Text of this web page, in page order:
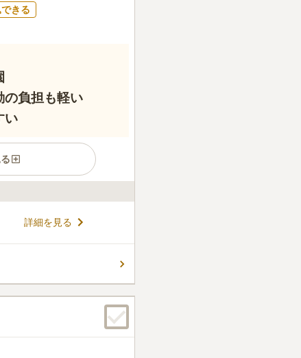
きる
の負担も軽い
い
近く、晴れた日には大阪
で移動でき、段差の少な
方からお子様まで安心し
は休憩所や花屋、管理事
りの時間を快適にお過ご
施設も多く、お墓参りと
、花を購入することが可
、購入することができ
ため、お参り後に飲食
詳細を見る